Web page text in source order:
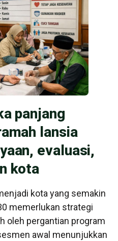
panjang
lansia
evaluasi,
kota
kota yang semakin
memerlukan strategi
oleh pergantian program
awal menunjukkan